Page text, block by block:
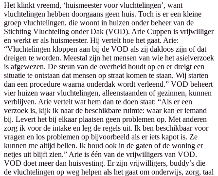
Het klinkt vreemd, ‘huismeester voor vluchtelingen’, want
vluchtelingen hebben doorgaans geen huis. Toch is er een kleine
groep vluchtelingen, die woont in huizen onder beheer van de
Stichting Vluchteling onder Dak (VOD). Arie Cuppen is vrijwilliger
en werkt er als huismeester. Hij vertelt hoe het gaat. Arie:
“Vluchtelingen kloppen aan bij de VOD als zij dakloos zijn of dat
dreigen te worden. Meestal zijn het mensen van wie het asielverzoek
is afgewezen. De steun van de overheid houdt op en er dreigt een
situatie te ontstaan dat mensen op straat komen te staan. Wij starten
dan een procedure waarna onderdak wordt verleend.” VOD beheert
vier huizen waar vluchtelingen, alleenstaanden of gezinnen, kunnen
verblijven. Arie vertelt wat hem dan te doen staat: “Als er een
verzoek is, kijk ik naar de beschikbare ruimte: waar kan er iemand
bij. Levert het bij elkaar plaatsen geen problemen op. Met anderen
zorg ik voor de intake en leg de regels uit. Ik ben beschikbaar voor
vragen en los problemen op bijvoorbeeld als er iets kapot is. Ze
kunnen me altijd bellen. Ik houd ook in de gaten of de woning er
netjes uit blijft zien.” Arie is één van de vrijwilligers van VOD.
VOD doet meer dan huisvesting. Er zijn vrijwilligers, buddy’s die
de vluchtelingen op weg helpen als het gaat om onderwijs, zorg, taal